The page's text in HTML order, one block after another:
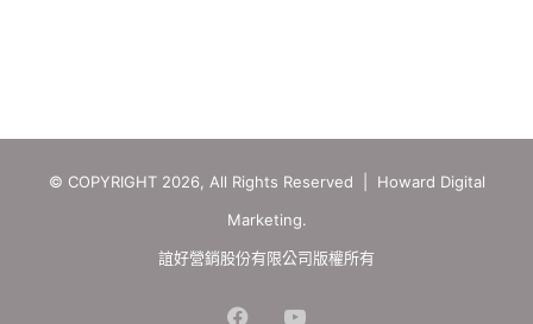
© COPYRIGHT 2026, All Rights Reserved | Howard Digital
Marketing.
誼好營銷股份有限公司版權所有
FacebookYouTube